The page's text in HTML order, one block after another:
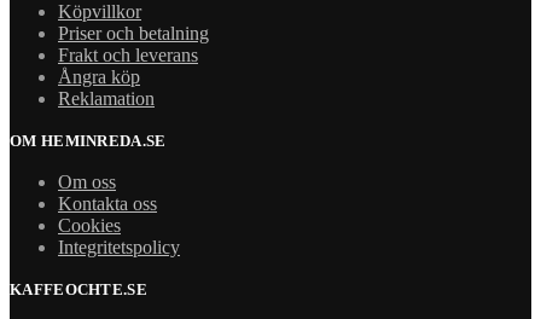
Köpvillkor
Priser och betalning
Frakt och leverans
Ångra köp
Reklamation
OM HEMINREDA.SE
Om oss
Kontakta oss
Cookies
Integritetspolicy
KAFFEOCHTE.SE